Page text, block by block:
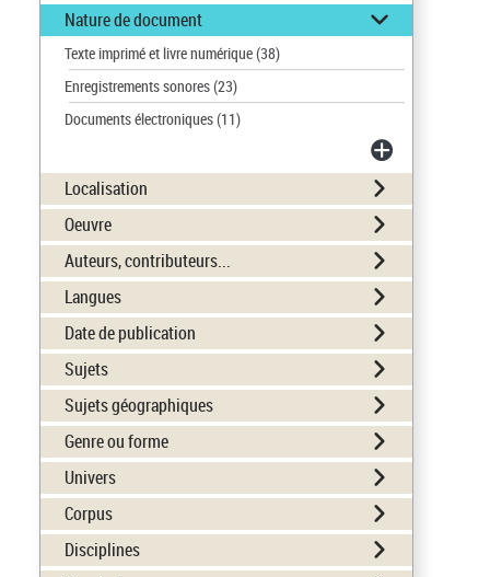
Nature de document
Texte imprimé et livre numérique(38)
Enregistrements sonores(23)
Documents électroniques(11)
Localisation
Oeuvre
Auteurs, contributeurs...
Langues
Date de publication
Sujets
Sujets géographiques
Genre ou forme
Univers
Corpus
Disciplines